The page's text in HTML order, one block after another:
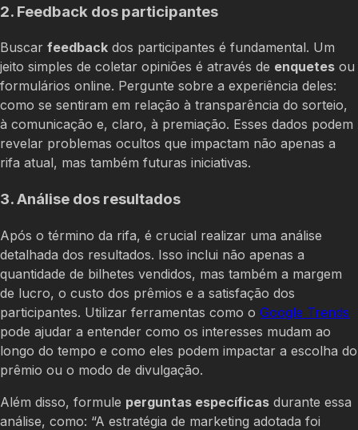
2. Feedback dos participantes
Buscar feedback dos participantes é fundamental. Um
jeito simples de coletar opiniões é através de enquetes ou
formulários online. Pergunte sobre a experiência deles:
como se sentiram em relação à transparência do sorteio,
à comunicação e, claro, à premiação. Esses dados podem
revelar problemas ocultos que impactam não apenas a
rifa atual, mas também futuras iniciativas.
3. Análise dos resultados
Após o término da rifa, é crucial realizar uma análise
detalhada dos resultados. Isso inclui não apenas a
quantidade de bilhetes vendidos, mas também a margem
de lucro, o custo dos prêmios e a satisfação dos
participantes. Utilizar ferramentas como o Google Trends
pode ajudar a entender como os interesses mudam ao
longo do tempo e como eles podem impactar a escolha do
prêmio ou o modo de divulgação.
Além disso, formule perguntas específicas durante essa
análise, como: “A estratégia de marketing adotada foi